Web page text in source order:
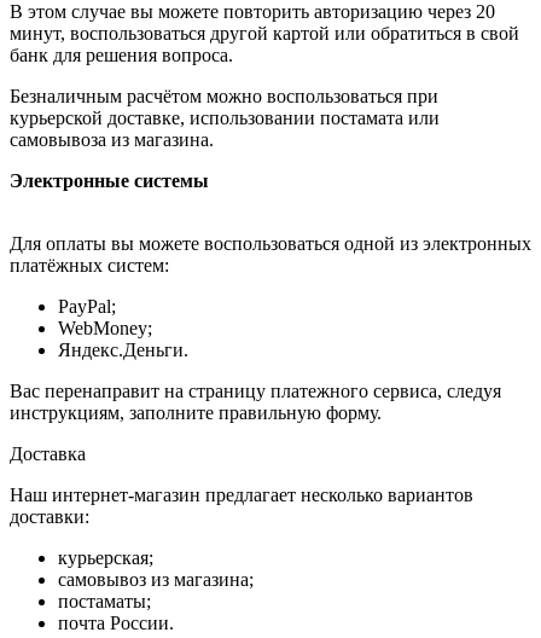
В этом случае вы можете повторить авторизацию через 20
минут, воспользоваться другой картой или обратиться в свой
банк для решения вопроса.
Безналичным расчётом можно воспользоваться при
курьерской доставке, использовании постамата или
самовывоза из магазина.
Электронные системы
Для оплаты вы можете воспользоваться одной из электронных
платёжных систем:
PayPal;
WebMoney;
Яндекс.Деньги.
Вас перенаправит на страницу платежного сервиса, следуя
инструкциям, заполните правильную форму.
Доставка
Наш интернет-магазин предлагает несколько вариантов
доставки:
курьерская;
самовывоз из магазина;
постаматы;
почта России.